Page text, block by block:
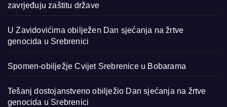
zavrjeđuju zaštitu države
U Zavidovićima obilježen Dan sjećanja na žrtve
genocida u Srebrenici
Spomen-obilježje Cvijet Srebrenice u Bobarama
Tešanj dostojanstveno obilježio Dan sjećanja na žrtve
genocida u Srebrenici